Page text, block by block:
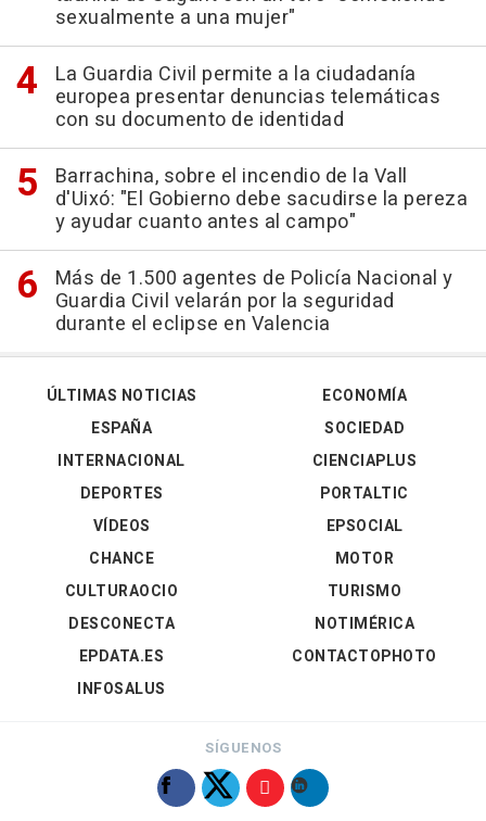
sexualmente a una mujer"
La Guardia Civil permite a la ciudadanía
europea presentar denuncias telemáticas
con su documento de identidad
Barrachina, sobre el incendio de la Vall
d'Uixó: "El Gobierno debe sacudirse la pereza
y ayudar cuanto antes al campo"
Más de 1.500 agentes de Policía Nacional y
Guardia Civil velarán por la seguridad
durante el eclipse en Valencia
ÚLTIMAS NOTICIAS
ESPAÑA
INTERNACIONAL
DEPORTES
VÍDEOS
ECONOMÍA
SOCIEDAD
CIENCIAPLUS
PORTALTIC
EPSOCIAL
CHANCE
CULTURAOCIO
DESCONECTA
EPDATA.ES
INFOSALUS
MOTOR
TURISMO
NOTIMÉRICA
CONTACTOPHOTO
SÍGUENOS